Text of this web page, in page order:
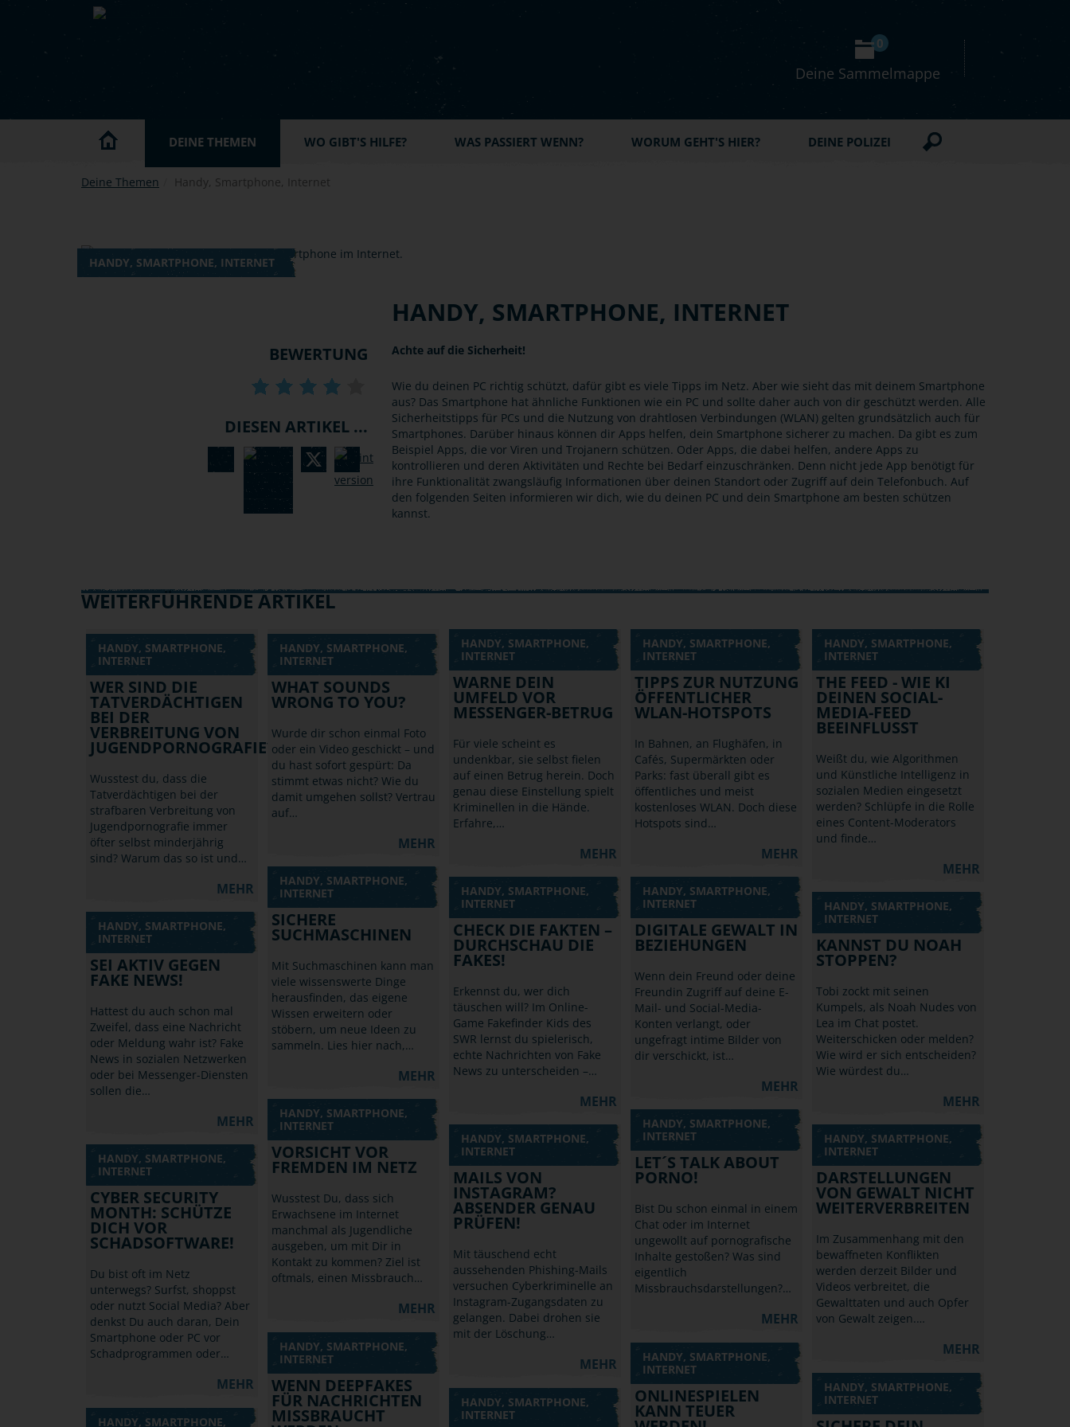
Skip to main content
Deine Sammelmappe
0
DEINE THEMEN WO GIBT'S HILFE? WAS PASSIERT WENN? WORUM GEHT'S HIER? DEINE POLIZEI
Deine Themen Handy, Smartphone, Internet
HANDY, SMARTPHONE, INTERNET
HANDY, SMARTPHONE, INTERNET
Achte auf die Sicherheit!
Wie du deinen PC richtig schützt, dafür gibt es viele Tipps im Netz. Aber wie sieht das mit deinem Smartphone
aus? Das Smartphone hat ähnliche Funktionen wie ein PC und sollte daher auch von dir geschützt werden. Alle
Sicherheitstipps für PCs und die Nutzung von drahtlosen Verbindungen (WLAN) gelten grundsätzlich auch für
Smartphones. Darüber hinaus können dir Apps helfen, dein Smartphone sicherer zu machen. Da gibt es zum
Beispiel Apps, die vor Viren und Trojanern schützen. Oder Apps, die dabei helfen, andere Apps zu
kontrollieren und deren Aktivitäten und Rechte bei Bedarf einzuschränken. Denn nicht jede App benötigt für
ihre Funktionalität zwangsläufig Informationen über deinen Standort oder Zugriff auf dein Telefonbuch. Auf
den folgenden Seiten informieren wir dich, wie du deinen PC und dein Smartphone am besten schützen
kannst.
BEWERTUNG
DIESEN ARTIKEL ...
WEITERFÜHRENDE ARTIKEL
HANDY, SMARTPHONE,
INTERNET
WER SIND DIE
TATVERDÄCHTIGEN
BEI DER
VERBREITUNG VON
JUGENDPORNOGRAFIE?
Wusstest du, dass die
Tatverdächtigen bei der
strafbaren Verbreitung von
Jugendpornografie immer
öfter selbst minderjährig
sind? Warum das so ist und…
MEHR
HANDY, SMARTPHONE,
INTERNET
WHAT SOUNDS
WRONG TO YOU?
Wurde dir schon einmal Foto
oder ein Video geschickt – und
du hast sofort gespürt: Da
stimmt etwas nicht? Wie du
damit umgehen sollst? Vertrau
auf…
MEHR
HANDY, SMARTPHONE,
INTERNET
WARNE DEIN
UMFELD VOR
MESSENGER-BETRUG
Für viele scheint es
undenkbar, sie selbst fielen
auf einen Betrug herein. Doch
genau diese Einstellung spielt
Kriminellen in die Hände.
Erfahre,…
MEHR
HANDY, SMARTPHONE,
INTERNET
TIPPS ZUR NUTZUNG
ÖFFENTLICHER
WLAN-HOTSPOTS
In Bahnen, an Flughäfen, in
Cafés, Supermärkten oder
Parks: fast überall gibt es
öffentliches und meist
kostenloses WLAN. Doch diese
Hotspots sind…
MEHR
HANDY, SMARTPHONE,
INTERNET
THE FEED - WIE KI
DEINEN SOCIAL-
MEDIA-FEED
BEEINFLUSST
Weißt du, wie Algorithmen
und Künstliche Intelligenz in
sozialen Medien eingesetzt
werden? Schlüpfe in die Rolle
eines Content-Moderators
und finde…
MEHR
HANDY, SMARTPHONE,
INTERNET
SICHERE
SUCHMASCHINEN
Mit Suchmaschinen kann man
viele wissenswerte Dinge
herausfinden, das eigene
Wissen erweitern oder
stöbern, um neue Ideen zu
sammeln. Lies hier nach,…
MEHR
HANDY, SMARTPHONE,
INTERNET
CHECK DIE FAKTEN –
DURCHSCHAU DIE
FAKES!
Erkennst du, wer dich
täuschen will? Im Online-
Game Fakefinder Kids des
SWR lernst du spielerisch,
echte Nachrichten von Fake
News zu unterscheiden –…
MEHR
HANDY, SMARTPHONE,
INTERNET
DIGITALE GEWALT IN
BEZIEHUNGEN
Wenn dein Freund oder deine
Freundin Zugriff auf deine E-
Mail- und Social-Media-
Konten verlangt, oder
ungefragt intime Bilder von
dir verschickt, ist…
MEHR
HANDY, SMARTPHONE,
INTERNET
KANNST DU NOAH
STOPPEN?
Tobi zockt mit seinen
Kumpels, als Noah Nudes von
Lea im Chat postet.
Weiterschicken oder melden?
Wie wird er sich entscheiden?
Wie würdest du…
MEHR
HANDY, SMARTPHONE,
INTERNET
SEI AKTIV GEGEN
FAKE NEWS!
Hattest du auch schon mal
Zweifel, dass eine Nachricht
oder Meldung wahr ist? Fake
News in sozialen Netzwerken
oder bei Messenger-Diensten
sollen die…
MEHR
HANDY, SMARTPHONE,
INTERNET
VORSICHT VOR
FREMDEN IM NETZ
Wusstest Du, dass sich
Erwachsene im Internet
manchmal als Jugendliche
ausgeben, um mit Dir in
Kontakt zu kommen? Ziel ist
oftmals, einen Missbrauch…
MEHR
HANDY, SMARTPHONE,
INTERNET
LET´S TALK ABOUT
PORNO!
Bist Du schon einmal in einem
Chat oder im Internet
ungewollt auf pornografische
Inhalte gestoßen? Was sind
eigentlich
Missbrauchsdarstellungen?…
MEHR
HANDY, SMARTPHONE,
INTERNET
MAILS VON
INSTAGRAM?
ABSENDER GENAU
PRÜFEN!
Mit täuschend echt
aussehenden Phishing-Mails
versuchen Cyberkriminelle an
Instagram-Zugangsdaten zu
gelangen. Dabei drohen sie
mit der Löschung…
MEHR
HANDY, SMARTPHONE,
INTERNET
DARSTELLUNGEN
VON GEWALT NICHT
WEITERVERBREITEN
Im Zusammenhang mit den
bewaffneten Konflikten
werden derzeit Bilder und
Videos verbreitet, die
Gewalttaten und auch Opfer
von Gewalt zeigen.…
MEHR
HANDY, SMARTPHONE,
INTERNET
CYBER SECURITY
MONTH: SCHÜTZE
DICH VOR
SCHADSOFTWARE!
Du bist oft im Netz
unterwegs? Surfst, shoppst
oder nutzt Social Media? Aber
denkst Du auch daran, Dein
Smartphone oder PC vor
Schadprogrammen oder…
MEHR
HANDY, SMARTPHONE,
INTERNET
WENN DEEPFAKES
FÜR NACHRICHTEN
MISSBRAUCHT
HANDY, SMARTPHONE,
INTERNET
ONLINESPIELEN
KANN TEUER
HANDY, SMARTPHONE,
INTERNET
HANDY, SMARTPHONE,
INTERNET
HANDY, SMARTPHONE,